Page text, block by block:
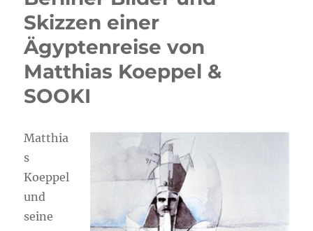
Skizzen einer
Ägyptenreise von
Matthias Koeppel &
SOOKI
Matthia
s
Koeppel
und
seine